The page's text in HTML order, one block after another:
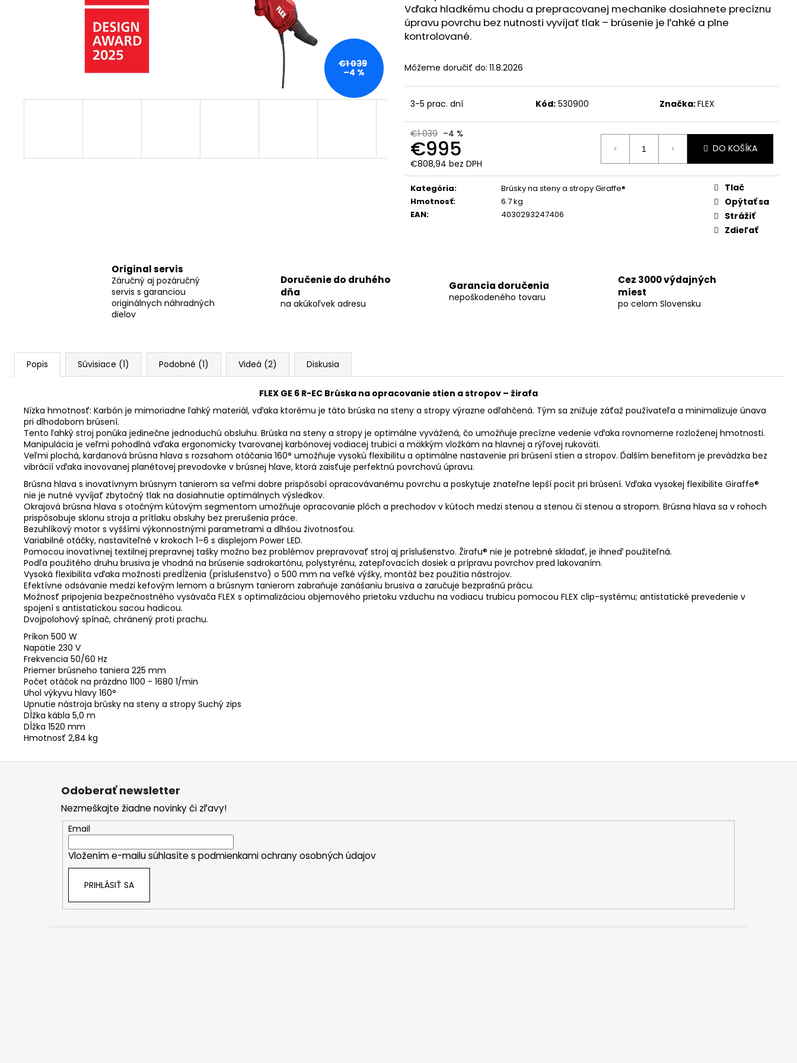
Vďaka hladkému chodu a prepracovanej mechanike dosiahnete precíznu
úpravu povrchu bez nutnosti vyvíjať tlak – brúsenie je ľahké a plne
kontrolované.
Môžeme doručiť do: 11.8.2026
3-5 prac. dní Kód: 530900 Značka:FLEX
€1 039 –4 %
€995
€808,94 bez DPH
Jednotková
cena:
DO KOŠÍKA
Kategória:
Brúsky na steny a stropy Giraffe®
Hmotnosť:
6.7 kg
EAN: 4030293247406
Tlač
Opýtať sa
Strážiť
Zdieľať
€1 039
–4 %
Original servis
Záručný aj pozáručný
servis s garanciou
originálnych náhradných
dielov
Doručenie do druhého
dňa
na akúkoľvek adresu
Garancia doručenia
nepoškodeného tovaru
Cez 3000 výdajných
miest
po celom Slovensku
Popis Súvisiace (1) Podobné (1) Videá (2) Diskusia
FLEX GE 6 R-EC Brúska na opracovanie stien a stropov – žirafa
Nízka hmotnosť: Karbón je mimoriadne ľahký materiál, vďaka ktorému je táto brúska na steny a stropy výrazne odľahčená. Tým sa znižuje záťaž používateľa a minimalizuje únava
pri dlhodobom brúsení.
Tento ľahký stroj ponúka jedinečne jednoduchú obsluhu. Brúska na steny a stropy je optimálne vyvážená, čo umožňuje precízne vedenie vďaka rovnomerne rozloženej hmotnosti.
Manipulácia je veľmi pohodlná vďaka ergonomicky tvarovanej karbónovej vodiacej trubici a mäkkým vložkám na hlavnej a rýľovej rukoväti.
Veľmi plochá, kardanová brúsna hlava s rozsahom otáčania 160° umožňuje vysokú flexibilitu a optimálne nastavenie pri brúsení stien a stropov. Ďalším benefitom je prevádzka bez
vibrácií vďaka inovovanej planétovej prevodovke v brúsnej hlave, ktorá zaisťuje perfektnú povrchovú úpravu.
Brúsna hlava s inovatívnym brúsnym tanierom sa veľmi dobre prispôsobí opracovávanému povrchu a poskytuje znateľne lepší pocit pri brúsení. Vďaka vysokej flexibilite Giraffe®
nie je nutné vyvíjať zbytočný tlak na dosiahnutie optimálnych výsledkov.
Okrajová brúsna hlava s otočným kútovým segmentom umožňuje opracovanie plôch a prechodov v kútoch medzi stenou a stenou či stenou a stropom. Brúsna hlava sa v rohoch
prispôsobuje sklonu stroja a prítlaku obsluhy bez prerušenia práce.
Bezuhlíkový motor s vyššími výkonnostnými parametrami a dlhšou životnosťou.
Variabilné otáčky, nastaviteľné v krokoch 1–6 s displejom Power LED.
Pomocou inovatívnej textilnej prepravnej tašky možno bez problémov prepravovať stroj aj príslušenstvo. Žirafu® nie je potrebné skladať, je ihneď použiteľná.
Podľa použitého druhu brusiva je vhodná na brúsenie sadrokartónu, polystyrénu, zatepľovacích dosiek a prípravu povrchov pred lakovaním.
Vysoká flexibilita vďaka možnosti predĺženia (príslušenstvo) o 500 mm na veľké výšky, montáž bez použitia nástrojov.
Efektívne odsávanie medzi kefovým lemom a brúsnym tanierom zabraňuje zanášaniu brusiva a zaručuje bezprašnú prácu.
Možnosť pripojenia bezpečnostného vysávača FLEX s optimalizáciou objemového prietoku vzduchu na vodiacu trubicu pomocou FLEX clip-systému; antistatické prevedenie v
spojení s antistatickou sacou hadicou.
Dvojpolohový spínač, chránený proti prachu.
Príkon 500 W
Napätie 230 V
Frekvencia 50/60 Hz
Priemer brúsneho taniera 225 mm
Počet otáčok na prázdno 1100 - 1680 1/min
Uhol výkyvu hlavy 160°
Upnutie nástroja brúsky na steny a stropy Suchý zips
Dĺžka kábla 5,0 m
Dĺžka 1520 mm
Hmotnosť 2,84 kg
FLEX SAM-C 32 AS/NL CLIP-ADAPTÉR
FLEX CLIP-ADAPTÉR SAM-C 32 AS/NL
€16,80
FLEX VLP-HCH SOLO FLEX MADLO SOLO
PRE VLP 18
€294
AP 18/4.0FLEX AKUMULÁTOR LI-ION AP
18/4.0
€121,77
Z
Odoberať newsletter
Nezmeškajte žiadne novinky či zľavy!
Email
Vložením e-mailu súhlasíte s podmienkami ochrany osobných údajov
PRIHLÁSIŤ SA